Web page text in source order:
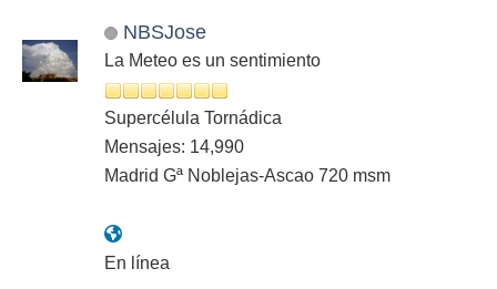
NBSJose
La Meteo es un sentimiento
Supercélula Tornádica
Mensajes: 14,990
Madrid Gª Noblejas-Ascao 720 msm
En línea